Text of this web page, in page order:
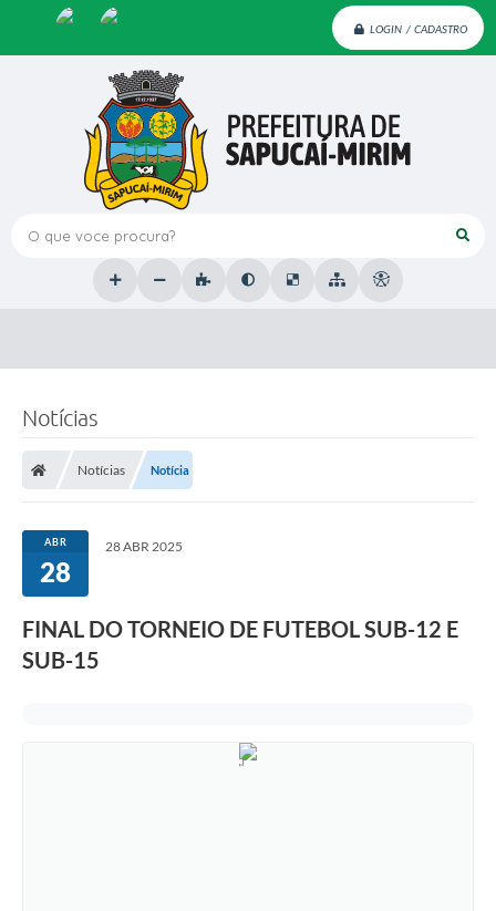
LOGIN / CADASTRO
O que voce procura?
Notícias
Notícias Notícia
ABR
28
28 ABR 2025
FINAL DO TORNEIO DE FUTEBOL SUB-12 E
SUB-15